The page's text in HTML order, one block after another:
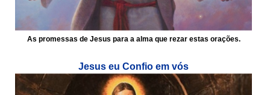
As promessas de Jesus para a alma que rezar estas orações.
Jesus eu Confio em vós